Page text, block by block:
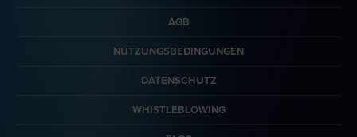
AGB
NUTZUNGSBEDINGUNGEN
DATENSCHUTZ
WHISTLEBLOWING